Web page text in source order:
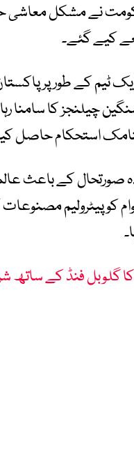
نے مشکل معاشی
کیے گئے۔
ٹیم کے طور پر
چیلنجز کا سامنا
استحکام حاصل
صورتحال کے باعث
کو پیٹرولیم
گلوبل فنڈ کے ساتھ